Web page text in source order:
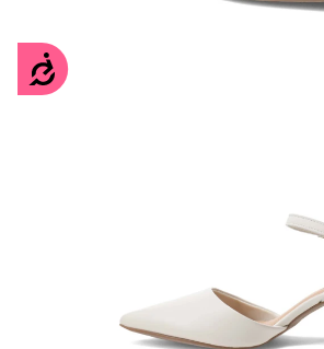
Accesibilidad